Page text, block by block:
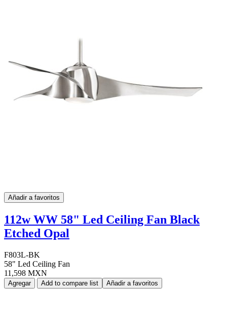
Añadir a favoritos
112w WW 58" Led Ceiling Fan Black
Etched Opal
F803L-BK
58" Led Ceiling Fan
11,598 MXN
Agregar Add to compare list Añadir a favoritos